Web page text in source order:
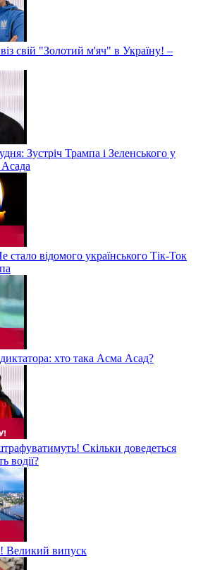
свій "Золотий м'яч" в Україну! –
Зустріч Трампа і Зеленського у
відомого українського Тік-Ток
хто така Асма Асад?
Скільки доведеться
водії?
Великий випуск